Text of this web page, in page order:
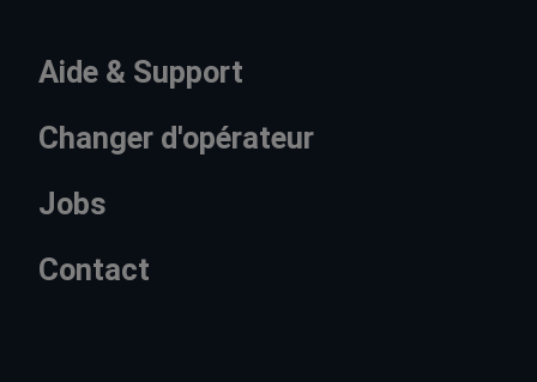
Aide & Support
Changer d'opérateur
Jobs
Contact